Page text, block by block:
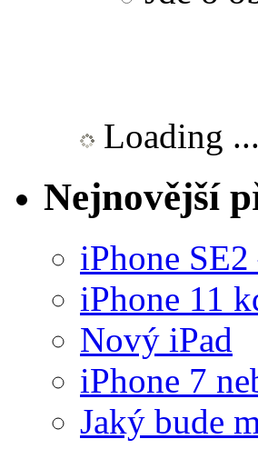
Loading ...
Nejnovější
iPhone
iPhone 11
Nový iPad
iPhone 7
Jaký bude